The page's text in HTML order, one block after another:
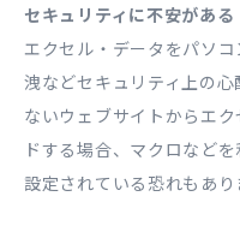
セキュリティに不安がある
エクセル・データをパソ
洩などセキュリティ上の
ないウェブサイトからエ
ドする場合、マクロなど
設定されている恐れもあり